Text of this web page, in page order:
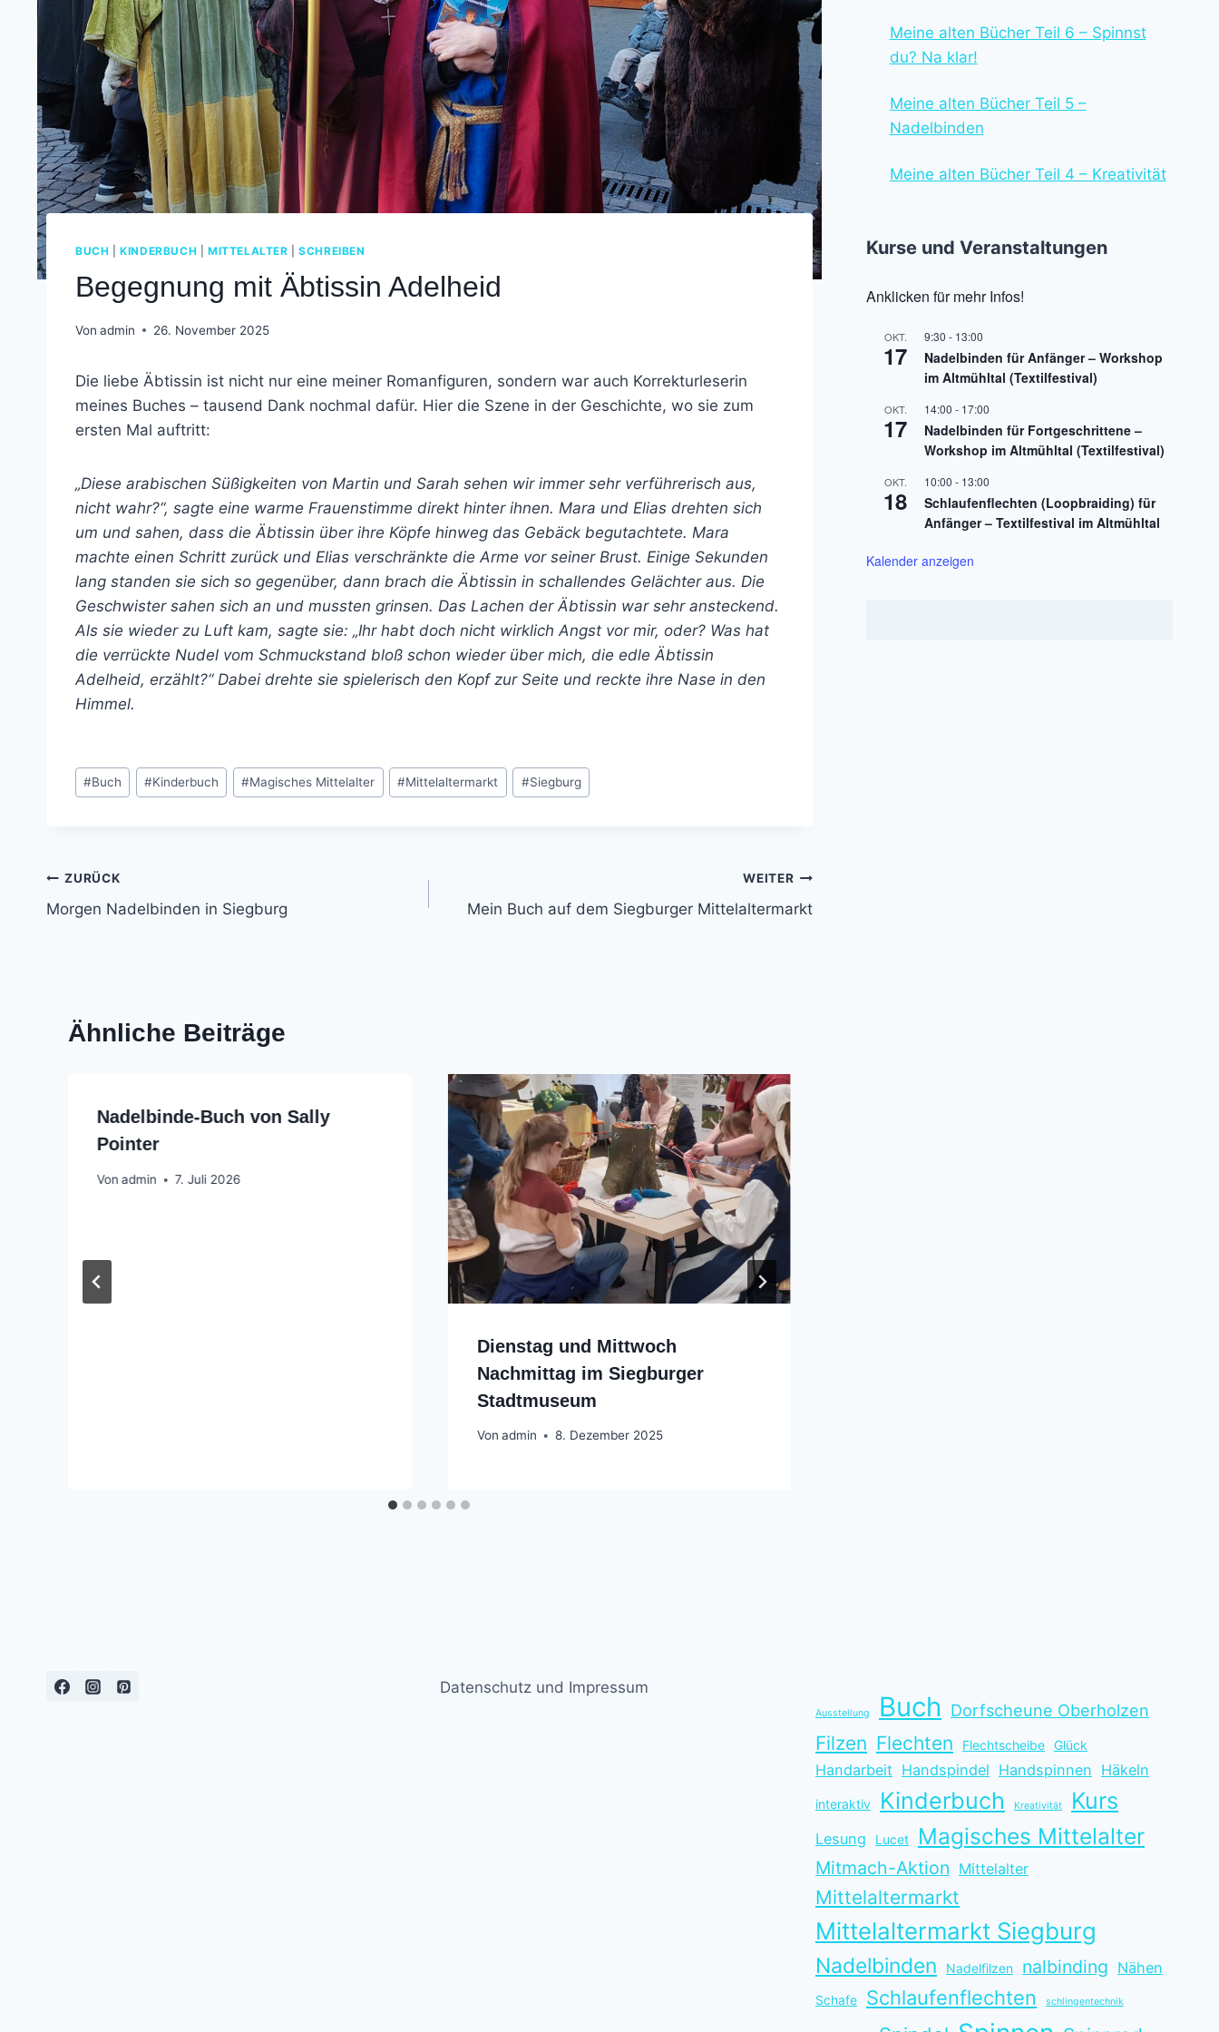
BUCH |KINDERBUCH MITTELALTER |SCHREIBEN
Begegnung mit Äbtissin Adelheid
Von admin 26. November 2025
Die liebe Äbtissin ist nicht nur eine meiner Romanfiguren, sondern war auch Korrekturleserin
meines Buches – tausend Dank nochmal dafür. Hier die Szene in der Geschichte, wo sie zum
ersten Mal auftritt:
„Diese arabischen Süßigkeiten von Martin und Sarah sehen wir immer sehr verführerisch aus,
nicht wahr?“, sagte eine warme Frauenstimme direkt hinter ihnen. Mara und Elias drehten sich
um und sahen, dass die Äbtissin über ihre Köpfe hinweg das Gebäck begutachtete. Mara
machte einen Schritt zurück und Elias verschränkte die Arme vor seiner Brust. Einige Sekunden
lang standen sie sich so gegenüber, dann brach die Äbtissin in schallendes Gelächter aus. Die
Geschwister sahen sich an und mussten grinsen. Das Lachen der Äbtissin war sehr ansteckend.
Als sie wieder zu Luft kam, sagte sie: „Ihr habt doch nicht wirklich Angst vor mir, oder? Was hat
die verrückte Nudel vom Schmuckstand bloß schon wieder über mich, die edle Äbtissin
Adelheid, erzählt?“ Dabei drehte sie spielerisch den Kopf zur Seite und reckte ihre Nase in den
Himmel.
Schlagworte:
#Buch #Kinderbuch #Magisches Mittelalter #Mittelaltermarkt #Siegburg
Beitrags-
Navigation
ZURÜCK
Morgen Nadelbinden in Siegburg
WEITER
Mein Buch auf dem Siegburger Mittelaltermarkt
Ähnliche Beiträge
Nadelbinde-Buch von Sally
Pointer
Von admin 7. Juli 2026
Dienstag und Mittwoch
Nachmittag im Siegburger
Stadtmuseum
Von admin 8. Dezember 2025
Meine alten Bücher Teil 6 – Spinnst
du? Na klar!
Meine alten Bücher Teil 5 –
Nadelbinden
Meine alten Bücher Teil 4 – Kreativität
Kurse und Veranstaltungen
Anklicken für mehr Infos!
OKT.
17
9:30 - 13:00
Nadelbinden für Anfänger – Workshop
im Altmühltal (Textilfestival)
OKT.
17
14:00 - 17:00
Nadelbinden für Fortgeschrittene –
Workshop im Altmühltal (Textilfestival)
OKT.
18
10:00 - 13:00
Schlaufenflechten (Loopbraiding) für
Anfänger – Textilfestival im Altmühltal
Kalender anzeigen
Datenschutz und Impressum
Ausstellung Buch Dorfscheune Oberholzen
Filzen Flechten Flechtscheibe Glück
Handarbeit Handspindel Handspinnen Häkeln
interaktiv Kinderbuch Kreativität Kurs
Lesung Lucet Magisches Mittelalter
Mitmach-Aktion Mittelalter
Mittelaltermarkt
Mittelaltermarkt Siegburg
Nadelbinden Nadelfilzen nalbinding Nähen
Schafe Schlaufenflechten schlingentechnik